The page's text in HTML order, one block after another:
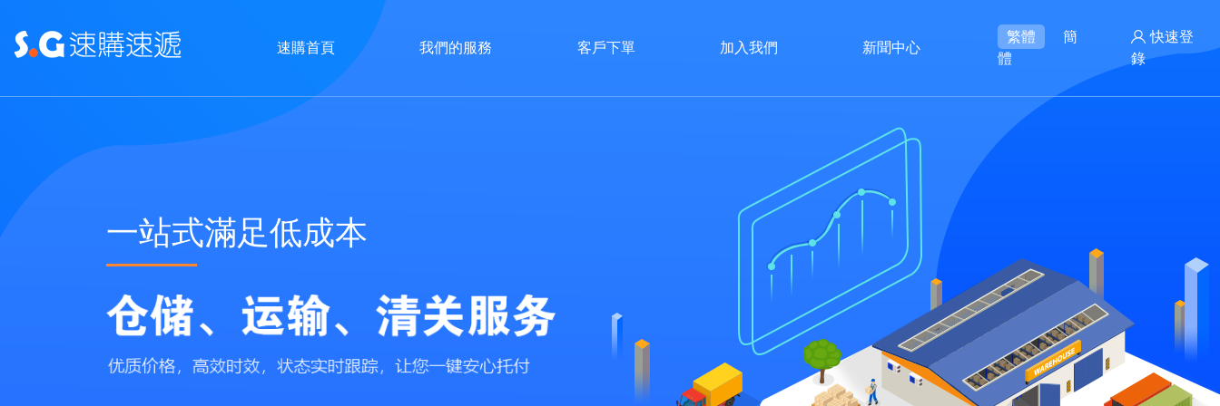
速購首頁 我們的服務 客戶下單 加入我們 新聞中心
繁體
簡
體
快速登
錄
一站式滿足低成本